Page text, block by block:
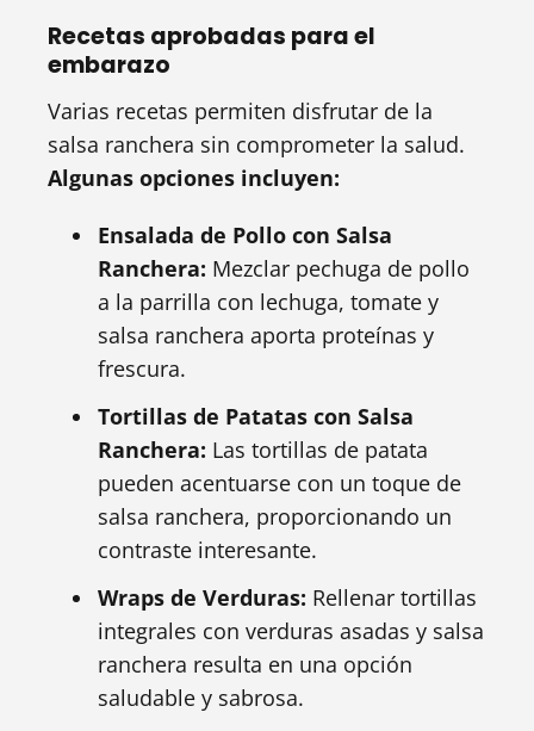
Recetas aprobadas para el
embarazo
Varias recetas permiten disfrutar de la
salsa ranchera sin comprometer la salud.
Algunas opciones incluyen:
Ensalada de Pollo con Salsa
Ranchera: Mezclar pechuga de pollo
a la parrilla con lechuga, tomate y
salsa ranchera aporta proteínas y
frescura.
Tortillas de Patatas con Salsa
Ranchera: Las tortillas de patata
pueden acentuarse con un toque de
salsa ranchera, proporcionando un
contraste interesante.
Wraps de Verduras: Rellenar tortillas
integrales con verduras asadas y salsa
ranchera resulta en una opción
saludable y sabrosa.